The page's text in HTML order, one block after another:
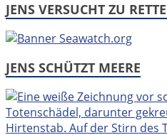
JENS VERSUCHT ZU
JENS SCHÜTZT MEERE